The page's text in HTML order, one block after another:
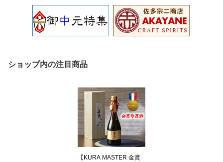
ショップ内の注目商品
【KURA MASTER 金賞